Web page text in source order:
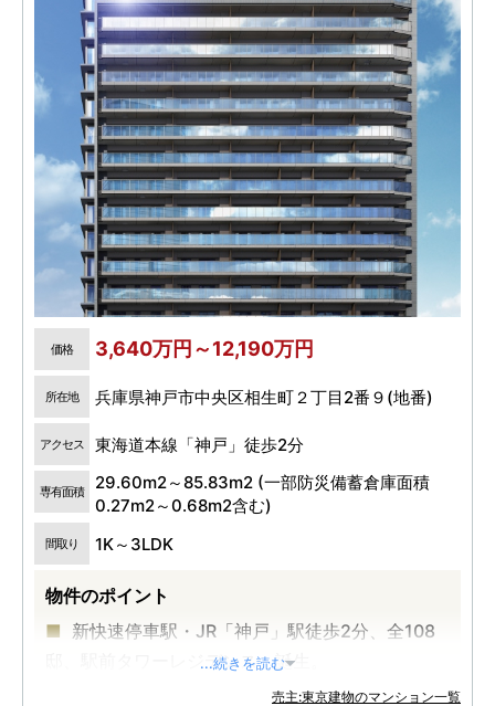
価格 3,640万円～12,190万円
所在地 兵庫県神戸市中央区相生町２丁目2番９(地番)
アクセス 東海道本線「神戸」徒歩2分
専有面積
29.60m2～85.83m2 (一部防災備蓄倉庫面積
0.27m2～0.68m2含む)
間取り 1K～3LDK
物件のポイント
新快速停車駅・JR「神戸」駅徒歩2分、全108
邸、駅前タワーレジデンス、誕生。
...続きを読む
売主:東京建物のマンション一覧